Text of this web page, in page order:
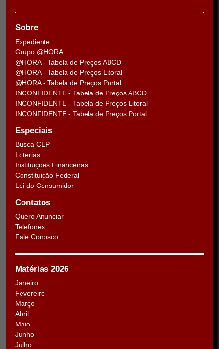
Sobre
Expediente
Grupo @HORA
@HORA - Tabela de Preços ABCD
@HORA - Tabela de Preços Litoral
@HORA - Tabela de Preços Portal
INCONFIDENTE - Tabela de Preços ABCD
INCONFIDENTE - Tabela de Preços Litoral
INCONFIDENTE - Tabela de Preços Portal
Especiais
Busca CEP
Loterias
Instituições Financeiras
Constituição Federal
Lei do Consumidor
Contatos
Quero Anunciar
Telefones
Fale Conosco
Matérias 2026
Janeiro
Fevereiro
Março
Abril
Maio
Junho
Julho